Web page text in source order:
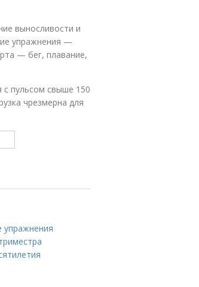
выносливости и
упражнения —
— бег, плавание,
с пульсом свыше 150
чрезмерна для
упражнения